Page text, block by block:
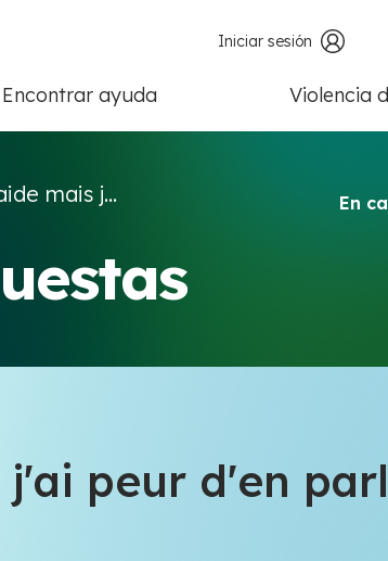
Iniciar sesión
Encontrar ayuda Violencia
mais j... En
peur d'en